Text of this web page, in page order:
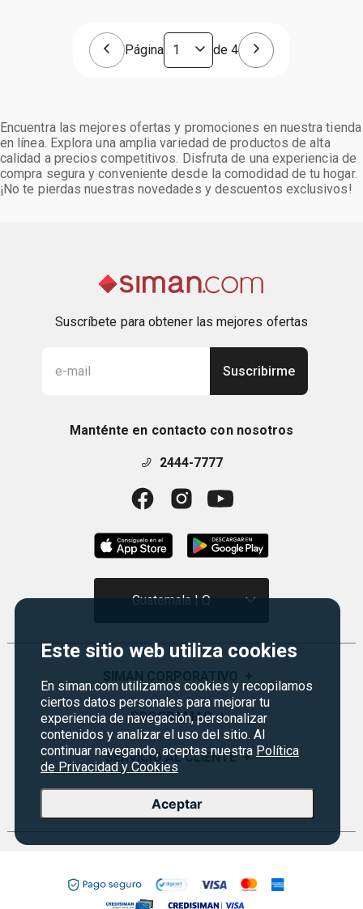
Este sitio web utiliza cookies
En siman.com utilizamos cookies y recopilamos
ciertos datos personales para mejorar tu
experiencia de navegación, personalizar
contenidos y analizar el uso del sitio. Al
continuar navegando, aceptas nuestra Política
de Privacidad y Cookies
Aceptar
Página de 4
Encuentra las mejores ofertas y promociones en nuestra tienda
en línea. Explora una amplia variedad de productos de alta
calidad a precios competitivos. Disfruta de una experiencia de
compra segura y conveniente desde la comodidad de tu hogar.
¡No te pierdas nuestras novedades y descuentos exclusivos!
Suscríbete para obtener las mejores ofertas
Suscribirme
Manténte en contacto con nosotros
2444-7777
Guatemala | Q
Quiénes Somos
Visión y Misión
Historia
Sucursales
Servicios
Empleos Siman
PROGRAMAS +
Monedero
Siman PRO
SERVICIO AL CLIENTE +
Preguntas Frecuentes
Política de devoluciones y garantías
Contáctenos
Seguridad del sitio
Política de Privacidad
EVENTOS